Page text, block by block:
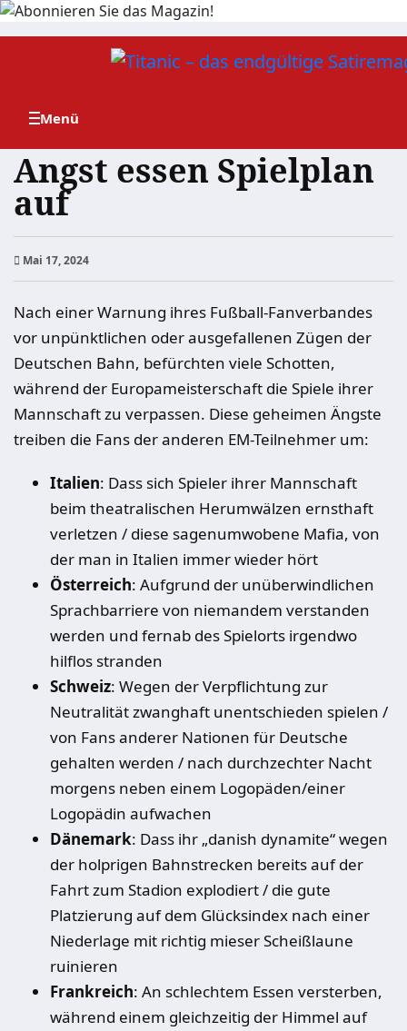
Zum
Angst essen Spielplan
auf
Mai 17, 2024
Nach einer Warnung ihres Fußball-Fanverbandes
vor unpünktlichen oder ausgefallenen Zügen der
Deutschen Bahn, befürchten viele Schotten,
während der Europameisterschaft die Spiele ihrer
Mannschaft zu verpassen. Diese geheimen Ängste
treiben die Fans der anderen EM-Teilnehmer um:
Italien: Dass sich Spieler ihrer Mannschaft
beim theatralischen Herumwälzen ernsthaft
verletzen / diese sagenumwobene Mafia, von
der man in Italien immer wieder hört
Österreich: Aufgrund der unüberwindlichen
Sprachbarriere von niemandem verstanden
werden und fernab des Spielorts irgendwo
hilflos stranden
Schweiz: Wegen der Verpflichtung zur
Neutralität zwanghaft unentschieden spielen /
von Fans anderer Nationen für Deutsche
gehalten werden / nach durchzechter Nacht
morgens neben einem Logopäden/einer
Logopädin aufwachen
Dänemark: Dass ihr „danish dynamite“ wegen
der holprigen Bahnstrecken bereits auf der
Fahrt zum Stadion explodiert / die gute
Platzierung auf dem Glücksindex nach einer
Niederlage mit richtig mieser Scheißlaune
ruinieren
Frankreich: An schlechtem Essen versterben,
während einem gleichzeitig der Himmel auf